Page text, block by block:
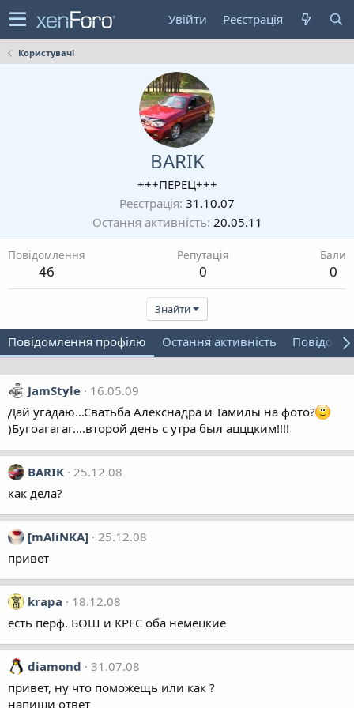
Увійти Реєстрація
Користувачі
BARIK
+++ПЕРЕЦ+++
Реєстрація 31.10.07
Остання активність 20.05.11
Повідомлення
46
Репутація
0
Бали
0
Знайти
Повідомлення профілю Остання активність
JamStyle
16.05.09
Дай угадаю...Сватьба Алекснадра и Тамилы на фото?
)Бугоагагаг....второй день с утра был ацццким!!!!
BARIK 25.12.08
как дела?
[mAliNKA]
25.12.08
привет
krapa
18.12.08
есть перф. БОШ и КРЕС оба немецкие
diamond
31.07.08
привет, ну что поможещь или как ?
напиши ответ